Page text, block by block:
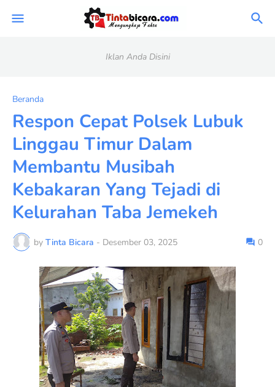
Iklan Anda Disini
Beranda
Respon Cepat Polsek Lubuk
Linggau Timur Dalam
Membantu Musibah
Kebakaran Yang Tejadi di
Kelurahan Taba Jemekeh
by Tinta Bicara - Desember 03, 2025 0